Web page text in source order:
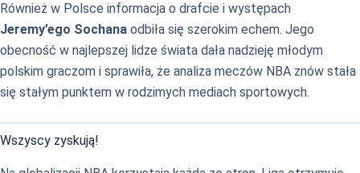
Również w Polsce informacja o drafcie i występach
Jeremy’ego Sochana odbiła się szerokim echem. Jego
obecność w najlepszej lidze świata dała nadzieję młodym
polskim graczom i sprawiła, że analiza meczów NBA znów stała
się stałym punktem w rodzimych mediach sportowych.
Wszyscy zyskują!